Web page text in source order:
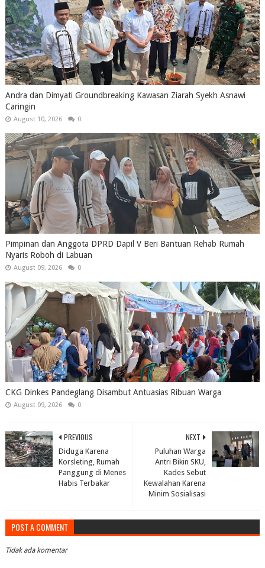
Andra dan Dimyati Groundbreaking Kawasan Ziarah Syekh Asnawi
Caringin
August 10, 2026 0
Pimpinan dan Anggota DPRD Dapil V Beri Bantuan Rehab Rumah
Nyaris Roboh di Labuan
August 09, 2026 0
CKG Dinkes Pandeglang Disambut Antuasias Ribuan Warga
August 09, 2026 0
NEXT
Puluhan Warga
Antri Bikin SKU,
Kades Sebut
Kewalahan Karena
Minim Sosialisasi
PREVIOUS
Diduga Karena
Korsleting, Rumah
Panggung di Menes
Habis Terbakar
POST A COMMENT
Tidak ada komentar